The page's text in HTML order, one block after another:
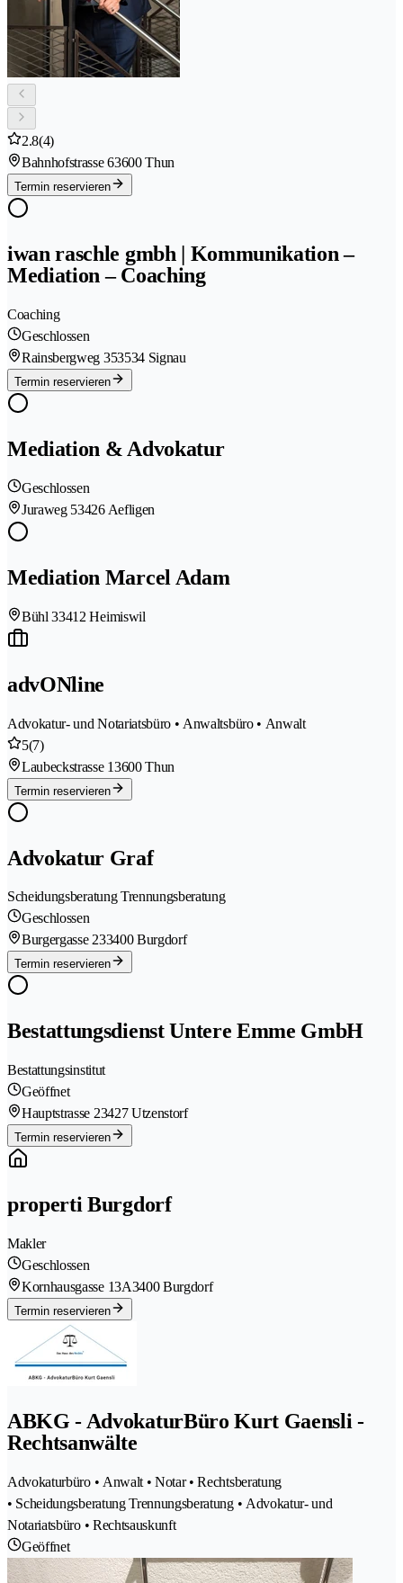
2.8(4)
Bahnhofstrasse 63600 Thun
Termin reservieren
iwan raschle gmbh | Kommunikation –
Mediation – Coaching
Coaching
Geschlossen
Rainsbergweg 353534 Signau
Termin reservieren
Mediation & Advokatur
Geschlossen
Juraweg 53426 Aefligen
Mediation Marcel Adam
Bühl 33412 Heimiswil
advONline
Advokatur- und Notariatsbüro • Anwaltsbüro • Anwalt
5(7)
Laubeckstrasse 13600 Thun
Termin reservieren
Advokatur Graf
Scheidungsberatung Trennungsberatung
Geschlossen
Burgergasse 233400 Burgdorf
Termin reservieren
Bestattungsdienst Untere Emme GmbH
Bestattungsinstitut
Geöffnet
Hauptstrasse 23427 Utzenstorf
Termin reservieren
properti Burgdorf
Makler
Geschlossen
Kornhausgasse 13A3400 Burgdorf
Termin reservieren
ABKG - AdvokaturBüro Kurt Gaensli -
Rechtsanwälte
Advokaturbüro • Anwalt • Notar • Rechtsberatung
• Scheidungsberatung Trennungsberatung • Advokatur- und
Notariatsbüro • Rechtsauskunft
Geöffnet